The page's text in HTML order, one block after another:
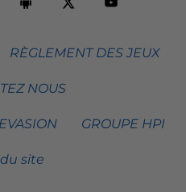
RÈGLEMENT DES JEUX
NOUS
GROUPE HPI
site